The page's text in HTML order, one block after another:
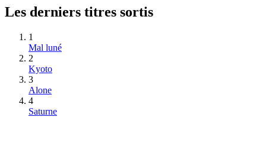
Les derniers titres sortis
1
Mal luné
2
Kyoto
3
Alone
4
Saturne